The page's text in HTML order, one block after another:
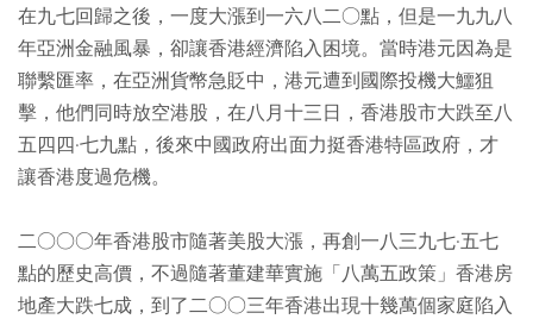
在九七回歸之後，一度大漲到一六八二○點，但是一九九八
年亞洲金融風暴，卻讓香港經濟陷入困境。當時港元因為是
聯繫匯率，在亞洲貨幣急貶中，港元遭到國際投機大鱷狙
擊，他們同時放空港股，在八月十三日，香港股市大跌至八
五四四·七九點，後來中國政府出面力挺香港特區政府，才
讓香港度過危機。
二○○○年香港股市隨著美股大漲，再創一八三九七·五七
點的歷史高價，不過隨著董建華實施「八萬五政策」香港房
地產大跌七成，到了二○○三年香港出現十幾萬個家庭陷入